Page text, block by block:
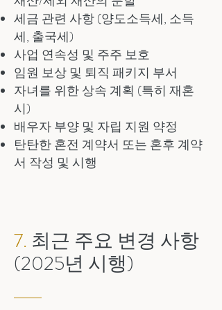
세금 관련 사항 (양도소득세, 소득
세, 출국세)
사업 연속성 및 주주 보호
임원 보상 및 퇴직 패키지 부서
자녀를 위한 상속 계획 (특히 재혼
시)
배우자 부양 및 자립 지원 약정
탄탄한 혼전 계약서 또는 혼후 계약
서 작성 및 시행
7. 최근 주요 변경 사항
(2025년 시행)